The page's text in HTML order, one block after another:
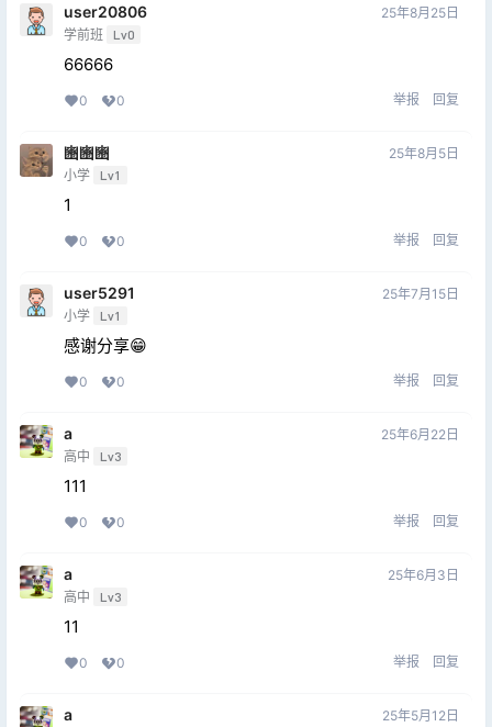
user20806
学前班 Lv0
25年8月25日
66666
0 0 举报 回复
豳豳豳
小学 Lv1
25年8月5日
1
0 0 举报 回复
user5291
小学 Lv1
25年7月15日
感谢分享😁
0 0 举报 回复
a
高中 Lv3
25年6月22日
111
0 0 举报 回复
a
高中 Lv3
25年6月3日
11
0 0 举报 回复
a 25年5月12日